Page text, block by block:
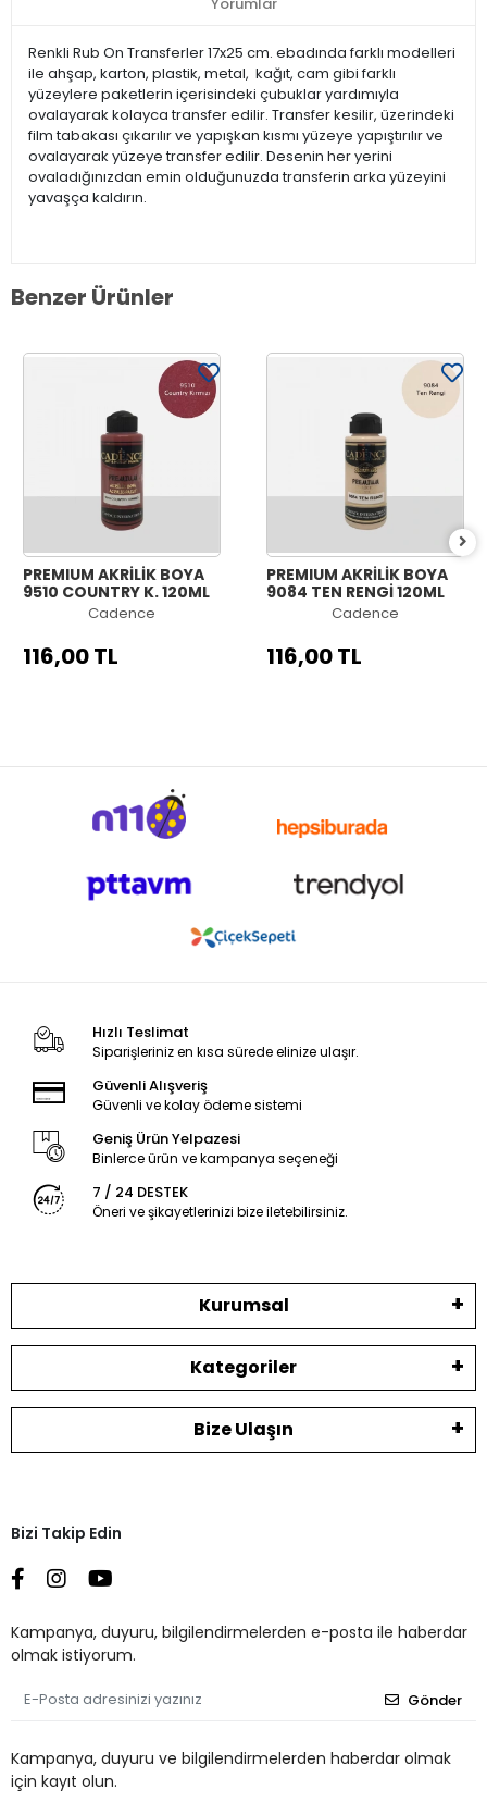
Yorumlar
Renkli Rub On Transferler 17x25 cm. ebadında farklı modelleri
ile ahşap, karton, plastik, metal, kağıt, cam gibi farklı
yüzeylere paketlerin içerisindeki çubuklar yardımıyla
ovalayarak kolayca transfer edilir. Transfer kesilir, üzerindeki
film tabakası çıkarılır ve yapışkan kısmı yüzeye yapıştırılır ve
ovalayarak yüzeye transfer edilir. Desenin her yerini
ovaladığınızdan emin olduğunuzda transferin arka yüzeyini
yavaşça kaldırın.
Benzer Ürünler
PREMIUM AKRİLİK BOYA
9510 COUNTRY K. 120ML
Cadence
116,00 TL
PREMIUM AKRİLİK BOYA
9084 TEN RENGİ 120ML
Cadence
116,00 TL
Hızlı Teslimat
Siparişleriniz en kısa sürede elinize ulaşır.
Güvenli Alışveriş
Güvenli ve kolay ödeme sistemi
Geniş Ürün Yelpazesi
Binlerce ürün ve kampanya seçeneği
7 / 24 DESTEK
Öneri ve şikayetlerinizi bize iletebilirsiniz.
Kurumsal
Kategoriler
Bize Ulaşın
Bizi Takip Edin
Kampanya, duyuru, bilgilendirmelerden e-posta ile haberdar
olmak istiyorum.
Gönder
Kampanya, duyuru ve bilgilendirmelerden haberdar olmak
için kayıt olun.